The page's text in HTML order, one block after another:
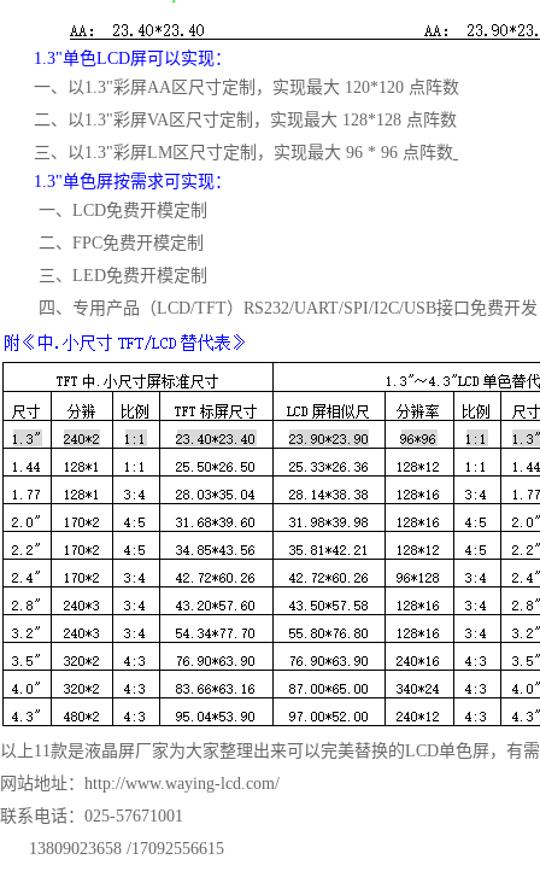
1.3"单色LCD屏可以实现：
一、 以1.3"彩屏AA区尺寸定制，实现最大 120*120 点阵数
二、 以1.3"彩屏VA区尺寸定制，实现最大 128*128 点阵数
三、 以1.3"彩屏LM区尺寸定制，实现最大 96 * 96 点阵数
1.3"单色屏按需求可实现：
一、 LCD免费开模定制
二、 FPC免费开模定制
三、 LED免费开模定制
四、 专用产品（LCD/TFT）RS232/UART/SPI/I2C/USB接口免费开发
以上11款是液晶屏厂家为大家整理出来可以完美替换的LCD单色屏，有
网站地址： http://www.waying-lcd.com/
联系电话： 025-57671001
13809023658 /17092556615